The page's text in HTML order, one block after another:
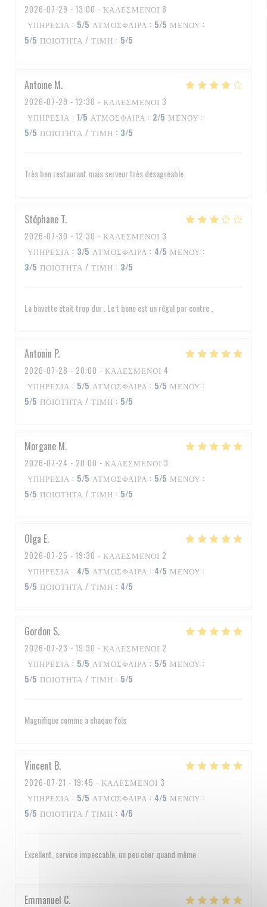
2026-07-29 - 13:00 - ΚΑΛΕΣΜΈΝΟΙ 8
ΥΠΗΡΕΣΊΑ : 5/5 ΑΤΜΌΣΦΑΙΡΑ : 5/5 ΜΕΝΟΎ :
5/5 ΠΟΙΌΤΗΤΑ / ΤΙΜΉ : 5/5
Antoine M
2026-07-29 - 12:30 - ΚΑΛΕΣΜΈΝΟΙ 3
ΥΠΗΡΕΣΊΑ : 1/5 ΑΤΜΌΣΦΑΙΡΑ : 2/5 ΜΕΝΟΎ :
5/5 ΠΟΙΌΤΗΤΑ / ΤΙΜΉ : 3/5
Très bon restaurant mais serveur très désagréable
Stéphane T
2026-07-30 - 12:30 - ΚΑΛΕΣΜΈΝΟΙ 3
ΥΠΗΡΕΣΊΑ : 3/5 ΑΤΜΌΣΦΑΙΡΑ : 4/5 ΜΕΝΟΎ :
3/5 ΠΟΙΌΤΗΤΑ / ΤΙΜΉ : 3/5
La bavette était trop dur . Le t bone est un régal par contre .
Antonin P
2026-07-28 - 20:00 - ΚΑΛΕΣΜΈΝΟΙ 4
ΥΠΗΡΕΣΊΑ : 5/5 ΑΤΜΌΣΦΑΙΡΑ : 5/5 ΜΕΝΟΎ :
5/5 ΠΟΙΌΤΗΤΑ / ΤΙΜΉ : 5/5
Morgane M
2026-07-24 - 20:00 - ΚΑΛΕΣΜΈΝΟΙ 3
ΥΠΗΡΕΣΊΑ : 5/5 ΑΤΜΌΣΦΑΙΡΑ : 5/5 ΜΕΝΟΎ :
5/5 ΠΟΙΌΤΗΤΑ / ΤΙΜΉ : 5/5
Olga E
2026-07-25 - 19:30 - ΚΑΛΕΣΜΈΝΟΙ 2
ΥΠΗΡΕΣΊΑ : 4/5 ΑΤΜΌΣΦΑΙΡΑ : 4/5 ΜΕΝΟΎ :
5/5 ΠΟΙΌΤΗΤΑ / ΤΙΜΉ : 4/5
Gordon S
2026-07-23 - 19:30 - ΚΑΛΕΣΜΈΝΟΙ 2
ΥΠΗΡΕΣΊΑ : 5/5 ΑΤΜΌΣΦΑΙΡΑ : 5/5 ΜΕΝΟΎ :
5/5 ΠΟΙΌΤΗΤΑ / ΤΙΜΉ : 5/5
Magnifique comme a chaque fois
Vincent B
2026-07-21 - 19:45 - ΚΑΛΕΣΜΈΝΟΙ 3
ΥΠΗΡΕΣΊΑ : 5/5 ΑΤΜΌΣΦΑΙΡΑ : 4/5 ΜΕΝΟΎ :
5/5 ΠΟΙΌΤΗΤΑ / ΤΙΜΉ : 4/5
Excellent, service impeccable, un peu cher quand même
Emmanuel C